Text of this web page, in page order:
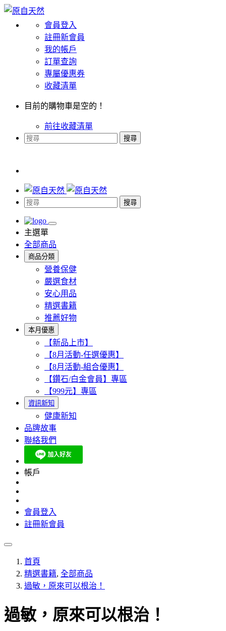
會員登入
註冊新會員
我的帳戶
訂單查詢
專屬優惠券
收藏清單
目前的購物車是空的！
前往收藏清單
搜尋
搜尋
主選單
全部商品
商品分類
營養保健
嚴選食材
安心用品
精選書籍
推薦好物
本月優惠
【新品上市】
【8月活動-任選優惠】
【8月活動-組合優惠】
【鑽石/白金會員】專區
【999元】專區
資訊新知
健康新知
品牌故事
聯絡我們
帳戶
會員登入
註冊新會員
首頁
精選書籍, 全部商品
過敏，原來可以根治！
過敏，原來可以根治！